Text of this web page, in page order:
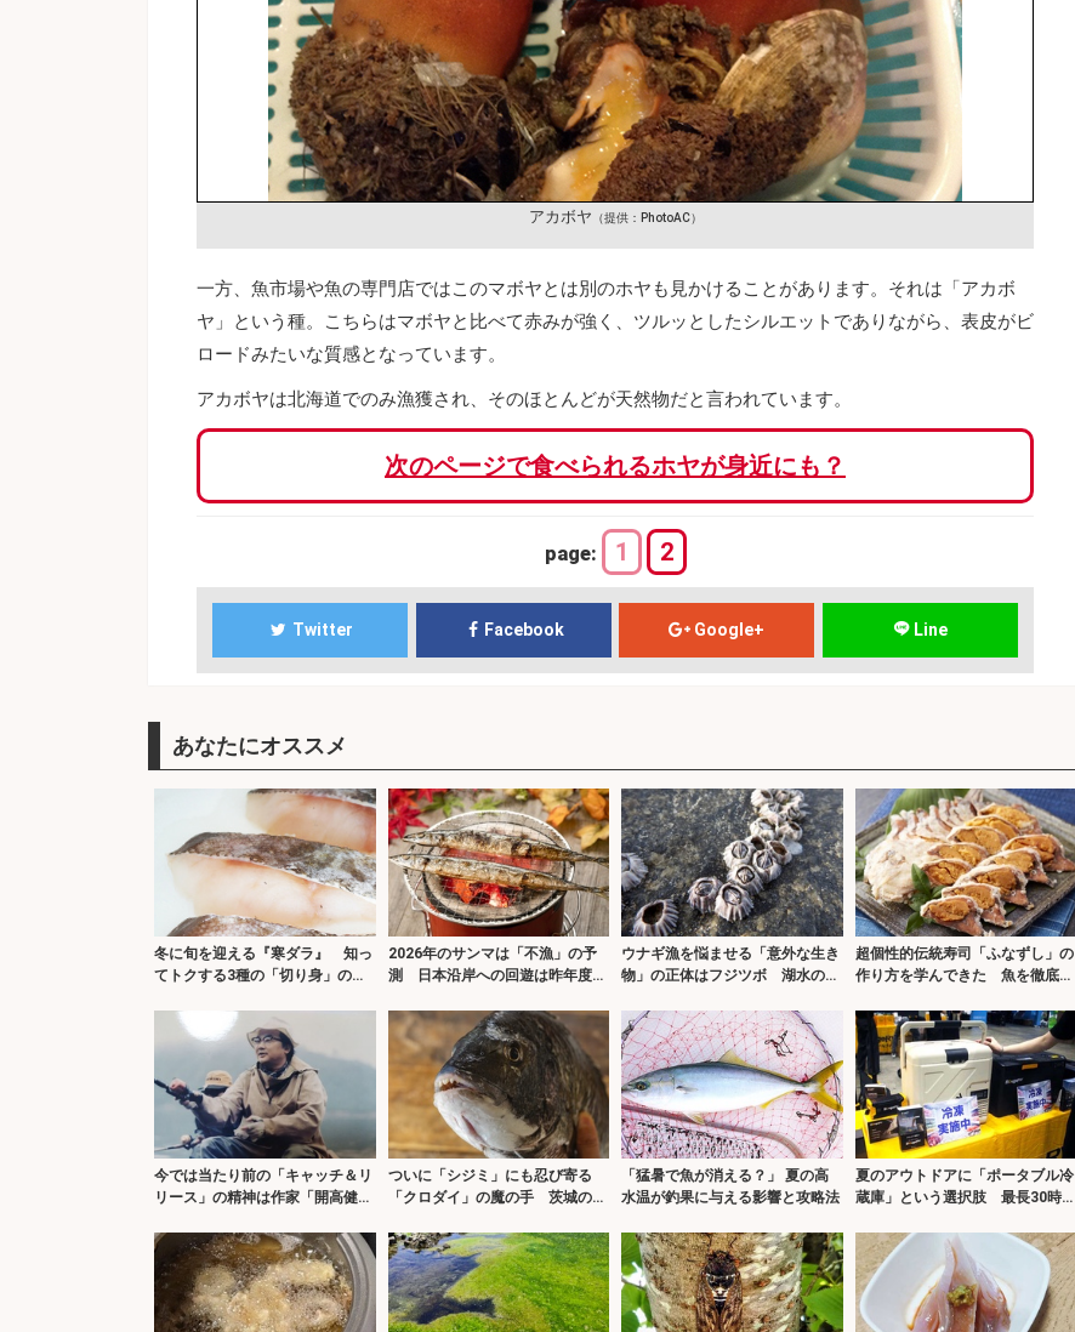
アカボヤ （提供：PhotoAC）
一方、魚市場や魚の専門店ではこのマボヤとは別のホヤも見かけることがあります。それは「アカボ
ヤ」という種。こちらはマボヤと比べて赤みが強く、ツルッとしたシルエットでありながら、表皮がビ
ロードみたいな質感となっています。
アカボヤは北海道でのみ漁獲され、そのほとんどが天然物だと言われています。
次のページで食べられるホヤが身近にも？
page: 1 2
Twitter Facebook Google+ Line
あなたにオススメ
冬に旬を迎える『寒ダラ』 知っ
てトクする3種の「切り身」の使
2026年のサンマは「不漁」の予
測 日本沿岸への回遊は昨年度の
ウナギ漁を悩ませる「意外な生き
物」の正体はフジツボ 湖水の塩
超個性的伝統寿司「ふなずし」の
作り方を学んできた 魚を徹底的
今では当たり前の「キャッチ＆リ
リース」の精神は作家「開高健」
ついに「シジミ」にも忍び寄る
「クロダイ」の魔の手 茨城の名
「猛暑で魚が消える？」 夏の高
水温が釣果に与える影響と攻略法
夏のアウトドアに「ポータブル冷
蔵庫」という選択肢 最長30時間